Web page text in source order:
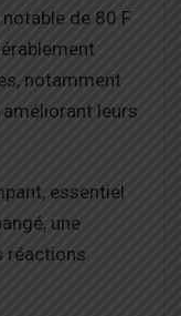
de 80 F
notamment
leurs
essentiel
une
réactions